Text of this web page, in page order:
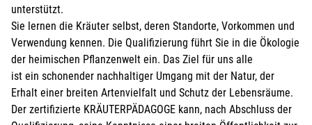
unterstützt.
Sie lernen die Kräuter selbst, deren Standorte, Vorkommen und
Verwendung kennen. Die Qualifizierung führt Sie in die Ökologie
der heimischen Pflanzenwelt ein. Das Ziel für uns alle
ist ein schonender nachhaltiger Umgang mit der Natur, der
Erhalt einer breiten Artenvielfalt und Schutz der Lebensräume.
Der zertifizierte KRÄUTERPÄDAGOGE kann, nach Abschluss der